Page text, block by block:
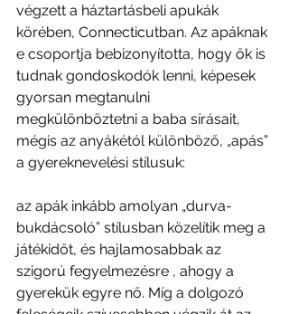
végzett a háztartásbeli apukák
körében, Connecticutban. Az apáknak
e csoportja bebizonyította, hogy ők is
tudnak gondoskodók lenni, képesek
gyorsan megtanulni
megkülönböztetni a baba sírásait,
mégis az anyákétól különböző, „apás”
a gyereknevelési stílusuk:
az apák inkább amolyan „durva-
bukdácsoló” stílusban közelítik meg a
játékidőt, és hajlamosabbak az
szigorú fegyelmezésre , ahogy a
gyerekük egyre nő. Míg a dolgozó